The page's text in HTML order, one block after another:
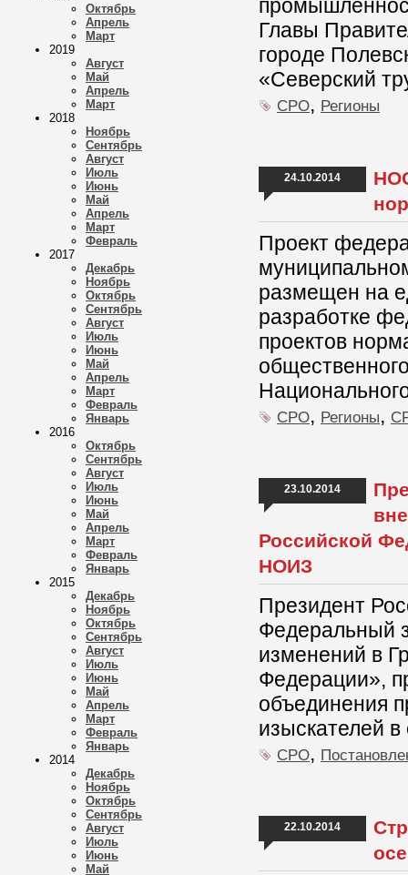
Октябрь
Апрель
Март
2019
Август
Май
Апрель
Март
2018
Ноябрь
Сентябрь
Август
Июль
Июнь
Май
Апрель
Март
Февраль
2017
Декабрь
Ноябрь
Октябрь
Сентябрь
Август
Июль
Июнь
Май
Апрель
Март
Февраль
Январь
2016
Октябрь
Сентябрь
Август
Июль
Июнь
Май
Апрель
Март
Февраль
Январь
2015
Декабрь
Ноябрь
Октябрь
Сентябрь
Август
Июль
Июнь
Май
Апрель
Март
Февраль
Январь
2014
Декабрь
Ноябрь
Октябрь
Сентябрь
Август
Июль
Июнь
Май
Главы
городе
«Северский
СРО, Регионы
24.10.2014
Проект
размещен на
разработке
проектов
СРО, Регионы,
23.10.2014
Российской
НОИЗ
Президент
Федеральный
изменений в
Федерации»,
объединения
изыскателей в
СРО,
22.10.2014